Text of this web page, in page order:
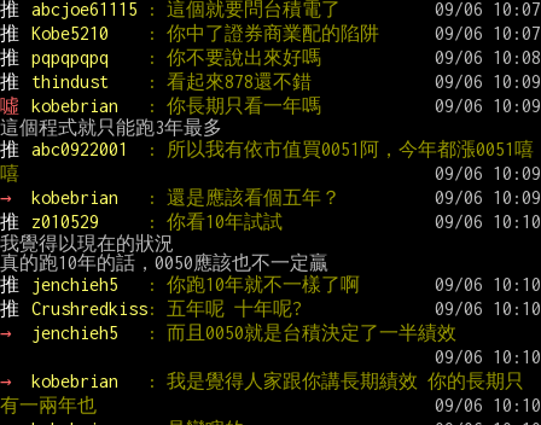
推
abcjoe61115
: 這個就要問台積電了
推
Kobe5210
: 你中了證券商業配的陷阱
推
pqpqpqpq
: 你不要說出來好嗎
推
thindust
: 看起來878還不錯
噓
kobebrian
: 你長期只看一年嗎
推
abc0922001
: 所以我有依市值買0051阿，今年都漲0051嘻
嘻
→
kobebrian
: 還是應該看個五年？
推
z010529
: 你看10年試試
我覺得以現在的狀況
推
jenchieh5
: 你跑10年就不一樣了啊
推
Crushredkiss: 五年呢 十年呢?
→
jenchieh5 : 而且0050就是台積決定了一半績效
→ kobebrian
: 我是覺得人家跟你講長期績效 你的長期只
有一兩年也